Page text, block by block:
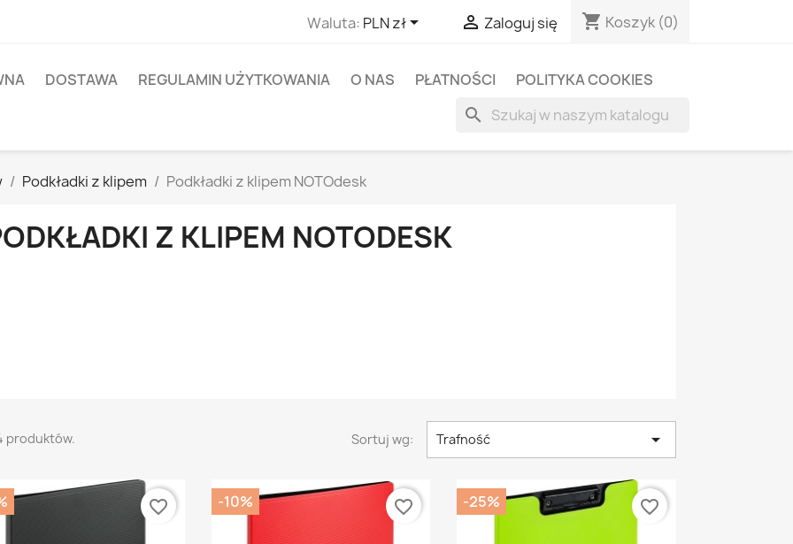
Waluta: PLN zł  Zaloguj się shopping_cart Koszyk (0)
DOSTAWA REGULAMIN UŻYTKOWANIA O NAS PŁATNOŚCI POLITYKA COOKIES
search
Podkładki z klipem Podkładki z klipem NOTOdesk
Z KLIPEM NOTODESK
produktów. Sortuj wg: Trafność 
favorite_border -10% favorite_border -25% favorite_border